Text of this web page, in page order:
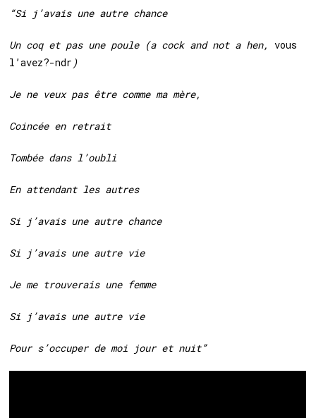
“Si j’avais une autre chance
Un coq et pas une poule (a cock and not a hen,vous
l’avez?-ndr )
Je ne veux pas être comme ma mère,
Coincée en retrait
Tombée dans l’oubli
En attendant les autres
Si j’avais une autre chance
Si j’avais une autre vie
Je me trouverais une femme
Si j’avais une autre vie
Pour s’occuper de moi jour et nuit”